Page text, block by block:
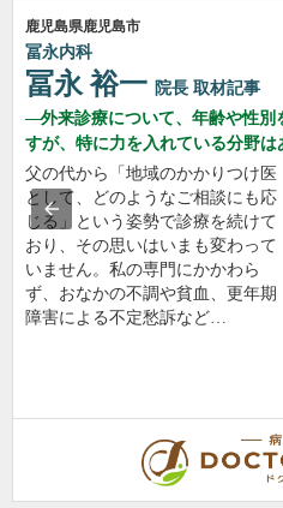
鹿児島県鹿児島市
冨永内科
冨永 裕一 院長 取材記事
外来診療について、年齢や性別
すが、特に力を入れている分野は
父の代から「地域のかかりつけ医
として、どのようなご相談にも応
じる」という姿勢で診療を続けて
おり、その思いはいまも変わって
いません。私の専門にかかわら
ず、おなかの不調や貧血、更年期
障害による不定愁訴など…